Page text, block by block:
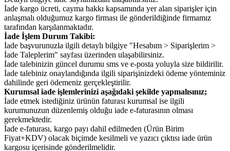
İade kargo ücreti, cayma hakkı kapsamında yer alan siparişler için
anlaşmalı olduğumuz kargo firması ile gönderildiğinde firmamız
tarafından karşılanmaktadır.
İade İşlem Durum Takibi:
İade başvurunuzla ilgili detaylı bilgiye "Hesabım > Siparişlerim >
İade Taleplerim" sayfası üzerinden ulaşabilirsiniz.
İade talebinizin güncel durumu sms ve e-posta yoluyla size bildirilir.
İade talebiniz onaylandığında ilgili siparişinizdeki ödeme yönteminiz
dahilinde geri ödemeniz gerçekleştirilir.
Kurumsal iade işlemlerinizi aşağıdaki şekilde yapmalısınız;
İade etmek istediğiniz ürünün faturası kurumsal ise ilgili
kurumunuzun düzenlemiş olduğu iade e-faturasının olması
gerekmektedir.
İade e-faturası, kargo payı dahil edilmeden (Ürün Birim
Fiyat+KDV) olacak biçimde kesilmeli ve yazıcı çıktısı iade ürün
kargosu içerisinde gönderilmelidir.